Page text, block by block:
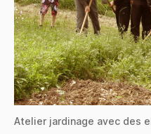
Atelier jardinage avec des